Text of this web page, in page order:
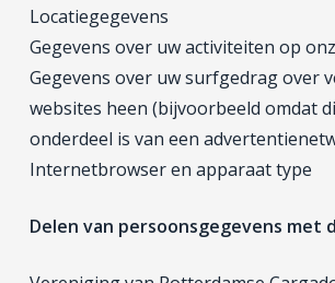
Locatiegegevens
Gegevens over uw activiteiten op
Gegevens over uw surfgedrag over
websites heen (bijvoorbeeld omdat
onderdeel is van een
Internetbrowser en apparaat type
Delen van persoonsgegevens met